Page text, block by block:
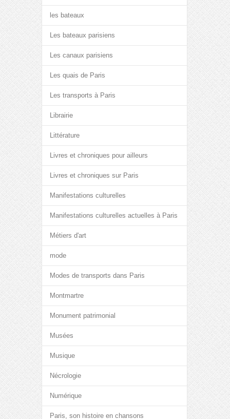
les bateaux
Les bateaux parisiens
Les canaux parisiens
Les quais de Paris
Les transports à Paris
Librairie
Littérature
Livres et chroniques pour ailleurs
Livres et chroniques sur Paris
Manifestations culturelles
Manifestations culturelles actuelles à Paris
Métiers d'art
mode
Modes de transports dans Paris
Montmartre
Monument patrimonial
Musées
Musique
Nécrologie
Numérique
Paris, son histoire en chansons